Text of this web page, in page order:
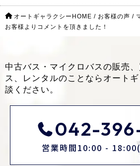
オートギャラクシーHOME / お客様の声 /
お客様よりコメントを頂きました！
中古バス・マイクロバスの販売
ス、レンタルのことなら オート
談ください。
042-
営業時間10:00 -